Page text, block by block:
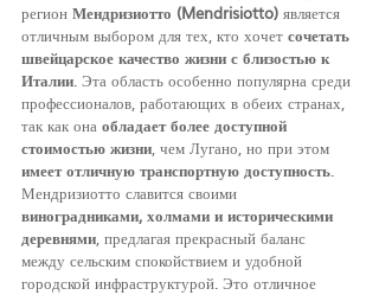
регион Мендризиотто (Mendrisiotto) является
отличным выбором для тех, кто хочет сочетать
швейцарское качество жизни с близостью к
Италии . Эта область особенно популярна среди
профессионалов, работающих в обеих странах,
так как она обладает более доступной
стоимостью жизни , чем Лугано, но при этом
имеет отличную транспортную доступность
Мендризиотто славится своими
виноградниками, холмами и историческими
деревнями , предлагая прекрасный баланс
между сельским спокойствием и удобной
городской инфраструктурой. Это отличное